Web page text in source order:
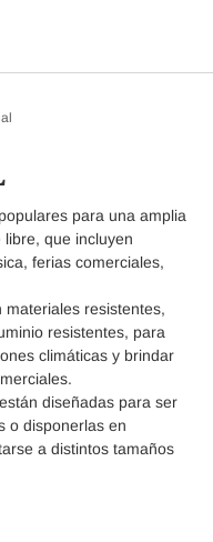
para una amplia
que incluyen
ferias comerciales,
materiales resistentes,
resistentes, para
climáticas y brindar
diseñadas para ser
o disponerlas en
a distintos tamaños